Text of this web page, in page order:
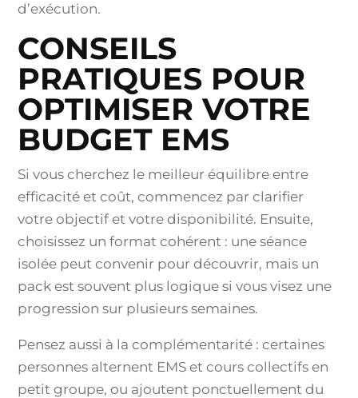
d’exécution.
CONSEILS
PRATIQUES POUR
OPTIMISER VOTRE
BUDGET EMS
Si vous cherchez le meilleur équilibre entre
efficacité et coût, commencez par clarifier
votre objectif et votre disponibilité. Ensuite,
choisissez un format cohérent : une séance
isolée peut convenir pour découvrir, mais un
pack est souvent plus logique si vous visez une
progression sur plusieurs semaines.
Pensez aussi à la complémentarité : certaines
personnes alternent EMS et cours collectifs en
petit groupe, ou ajoutent ponctuellement du